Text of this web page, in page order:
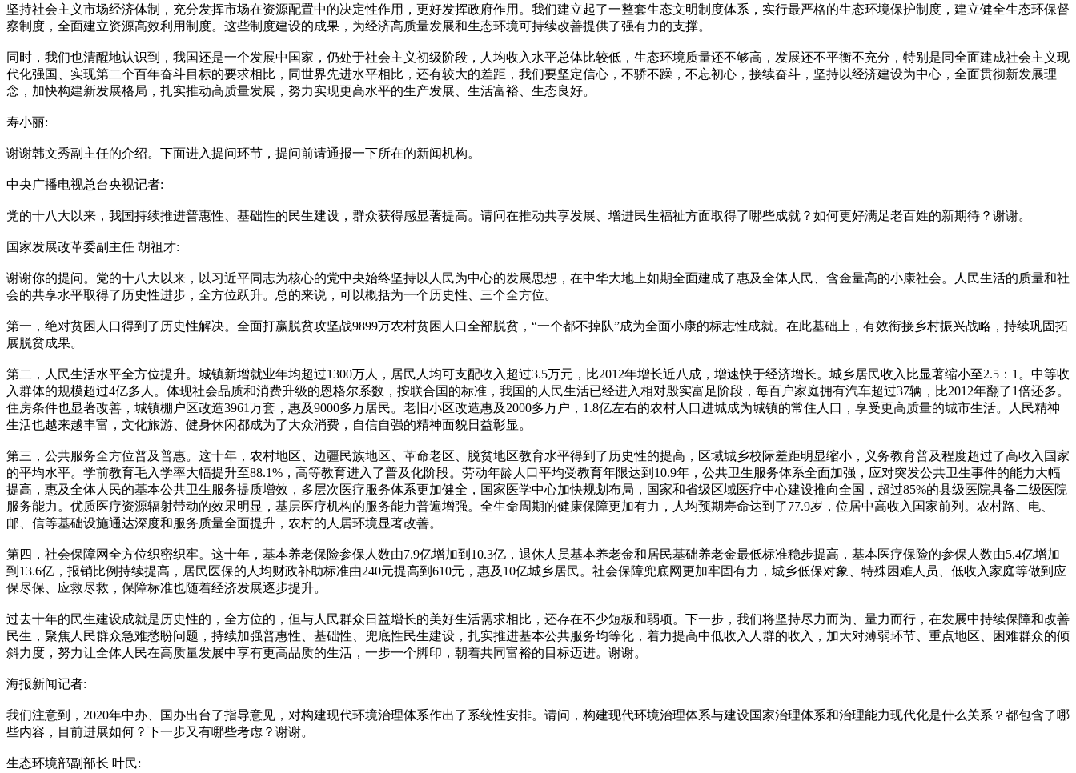
坚持社会主义市场经济体制，充分发挥市场在资源配置中的决定性作用，更好发挥政府作用。我们建立起了一整套生态文明制度体系，实行最严格的生态环境保护制度，建立健全生态环保督
察制度，全面建立资源高效利用制度。这些制度建设的成果，为经济高质量发展和生态环境可持续改善提供了强有力的支撑。
同时，我们也清醒地认识到，我国还是一个发展中国家，仍处于社会主义初级阶段，人均收入水平总体比较低，生态环境质量还不够高，发展还不平衡不充分，特别是同全面建成社会主义现
代化强国、实现第二个百年奋斗目标的要求相比，同世界先进水平相比，还有较大的差距，我们要坚定信心，不骄不躁，不忘初心，接续奋斗，坚持以经济建设为中心，全面贯彻新发展理
念，加快构建新发展格局，扎实推动高质量发展，努力实现更高水平的生产发展、生活富裕、生态良好。
寿小丽:
谢谢韩文秀副主任的介绍。下面进入提问环节，提问前请通报一下所在的新闻机构。
中央广播电视总台央视记者:
党的十八大以来，我国持续推进普惠性、基础性的民生建设，群众获得感显著提高。请问在推动共享发展、增进民生福祉方面取得了哪些成就？如何更好满足老百姓的新期待？谢谢。
国家发展改革委副主任 胡祖才:
谢谢你的提问。党的十八大以来，以习近平同志为核心的党中央始终坚持以人民为中心的发展思想，在中华大地上如期全面建成了惠及全体人民、含金量高的小康社会。人民生活的质量和社
会的共享水平取得了历史性进步，全方位跃升。总的来说，可以概括为一个历史性、三个全方位。
第一，绝对贫困人口得到了历史性解决。全面打赢脱贫攻坚战9899万农村贫困人口全部脱贫，“一个都不掉队”成为全面小康的标志性成就。在此基础上，有效衔接乡村振兴战略，持续巩固拓
展脱贫成果。
第二，人民生活水平全方位提升。城镇新增就业年均超过1300万人，居民人均可支配收入超过3.5万元，比2012年增长近八成，增速快于经济增长。城乡居民收入比显著缩小至2.5：1。中等收
入群体的规模超过4亿多人。体现社会品质和消费升级的恩格尔系数，按联合国的标准，我国的人民生活已经进入相对殷实富足阶段，每百户家庭拥有汽车超过37辆，比2012年翻了1倍还多。
住房条件也显著改善，城镇棚户区改造3961万套，惠及9000多万居民。老旧小区改造惠及2000多万户，1.8亿左右的农村人口进城成为城镇的常住人口，享受更高质量的城市生活。人民精神
生活也越来越丰富，文化旅游、健身休闲都成为了大众消费，自信自强的精神面貌日益彰显。
第三，公共服务全方位普及普惠。这十年，农村地区、边疆民族地区、革命老区、脱贫地区教育水平得到了历史性的提高，区域城乡校际差距明显缩小，义务教育普及程度超过了高收入国家
的平均水平。学前教育毛入学率大幅提升至88.1%，高等教育进入了普及化阶段。劳动年龄人口平均受教育年限达到10.9年，公共卫生服务体系全面加强，应对突发公共卫生事件的能力大幅
提高，惠及全体人民的基本公共卫生服务提质增效，多层次医疗服务体系更加健全，国家医学中心加快规划布局，国家和省级区域医疗中心建设推向全国，超过85%的县级医院具备二级医院
服务能力。优质医疗资源辐射带动的效果明显，基层医疗机构的服务能力普遍增强。全生命周期的健康保障更加有力，人均预期寿命达到了77.9岁，位居中高收入国家前列。农村路、电、
邮、信等基础设施通达深度和服务质量全面提升，农村的人居环境显著改善。
第四，社会保障网全方位织密织牢。这十年，基本养老保险参保人数由7.9亿增加到10.3亿，退休人员基本养老金和居民基础养老金最低标准稳步提高，基本医疗保险的参保人数由5.4亿增加
到13.6亿，报销比例持续提高，居民医保的人均财政补助标准由240元提高到610元，惠及10亿城乡居民。社会保障兜底网更加牢固有力，城乡低保对象、特殊困难人员、低收入家庭等做到应
保尽保、应救尽救，保障标准也随着经济发展逐步提升。
过去十年的民生建设成就是历史性的，全方位的，但与人民群众日益增长的美好生活需求相比，还存在不少短板和弱项。下一步，我们将坚持尽力而为、量力而行，在发展中持续保障和改善
民生，聚焦人民群众急难愁盼问题，持续加强普惠性、基础性、兜底性民生建设，扎实推进基本公共服务均等化，着力提高中低收入人群的收入，加大对薄弱环节、重点地区、困难群众的倾
斜力度，努力让全体人民在高质量发展中享有更高品质的生活，一步一个脚印，朝着共同富裕的目标迈进。谢谢。
海报新闻记者:
我们注意到，2020年中办、国办出台了指导意见，对构建现代环境治理体系作出了系统性安排。请问，构建现代环境治理体系与建设国家治理体系和治理能力现代化是什么关系？都包含了哪
些内容，目前进展如何？下一步又有哪些考虑？谢谢。
生态环境部副部长 叶民: